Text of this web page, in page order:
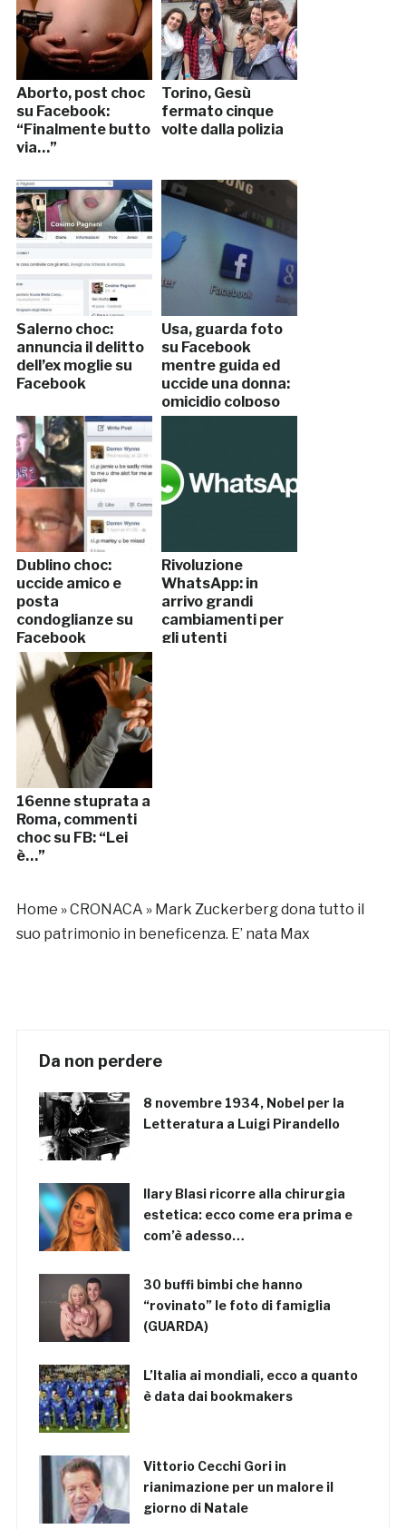
Aborto, post choc
su Facebook:
“Finalmente butto
via…”
Torino, Gesù
fermato cinque
volte dalla polizia
Salerno choc:
annuncia il delitto
dell’ex moglie su
Facebook
Usa, guarda foto
su Facebook
mentre guida ed
uccide una donna:
omicidio colposo
Dublino choc:
uccide amico e
posta
condoglianze su
Facebook
Rivoluzione
WhatsApp: in
arrivo grandi
cambiamenti per
gli utenti
16enne stuprata a
Roma, commenti
choc su FB: “Lei
è…”
Home »CRONACA » Mark Zuckerberg dona tutto il
suo patrimonio in beneficenza. E’ nata Max
Da non perdere
8 novembre 1934, Nobel per la
Letteratura a Luigi Pirandello
Ilary Blasi ricorre alla chirurgia
estetica: ecco come era prima e
com’è adesso…
30 buffi bimbi che hanno
“rovinato” le foto di famiglia
(GUARDA)
L’Italia ai mondiali, ecco a quanto
è data dai bookmakers
Vittorio Cecchi Gori in
rianimazione per un malore il
giorno di Natale